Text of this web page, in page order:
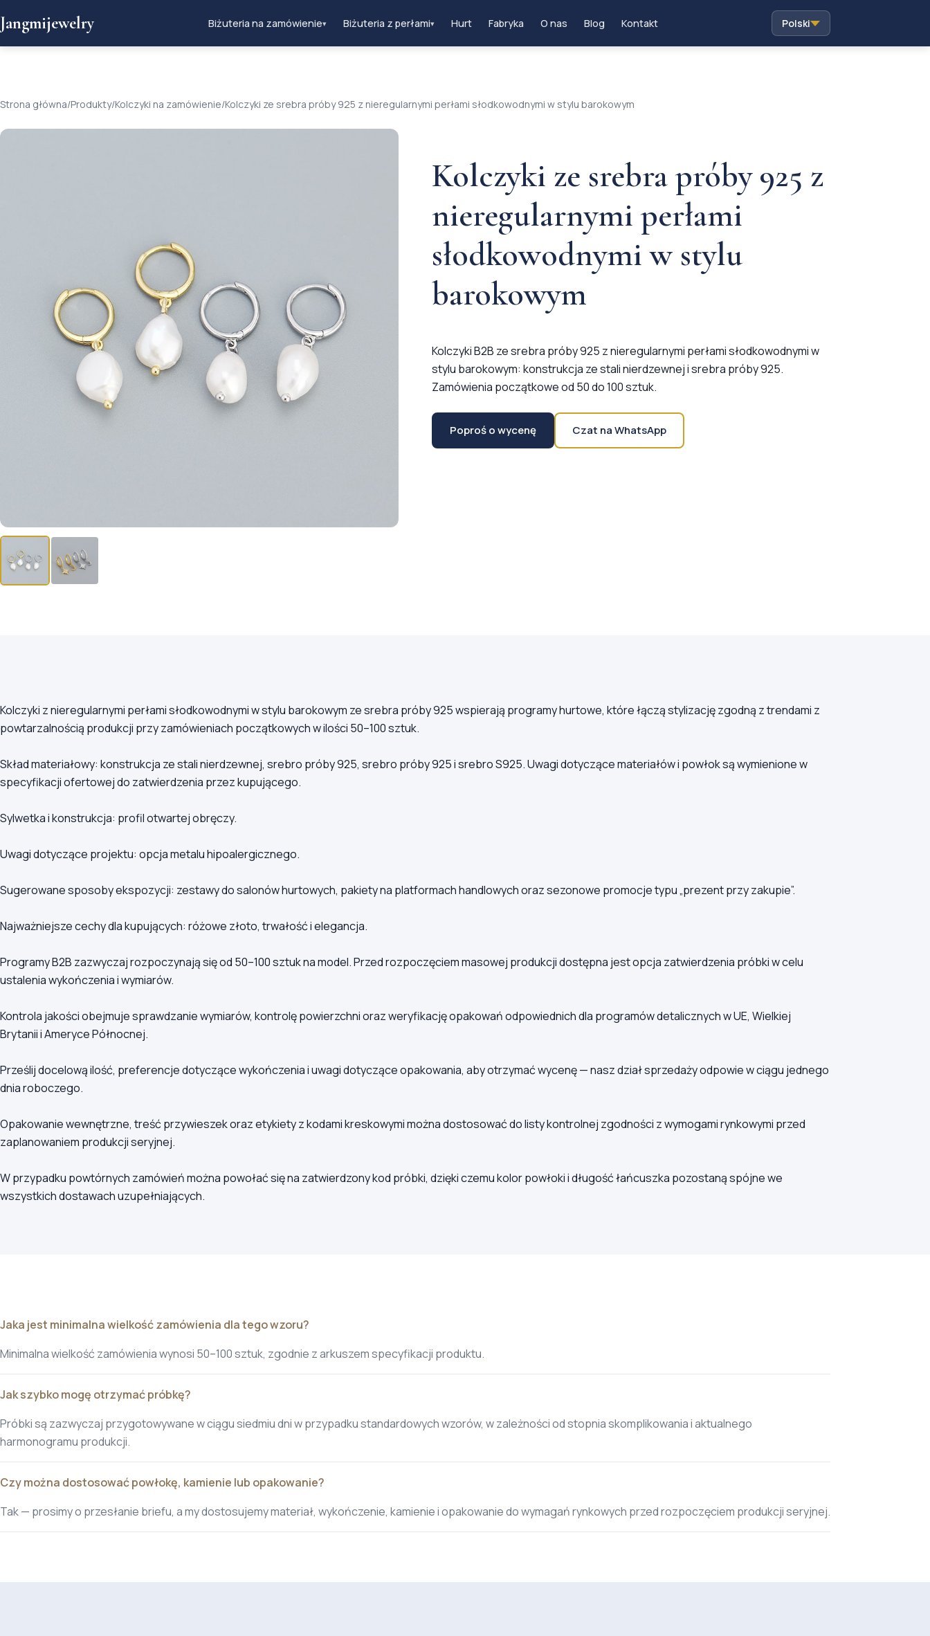
Jangmijewelry Biżuteria na zamówienie▾ Biżuteria z perłami▾ Hurt Fabryka O nas Blog Kontakt Polski
Strona główna/Produkty/Kolczyki na zamówienie/Kolczyki ze srebra próby 925 z nieregularnymi perłami słodkowodnymi w stylu barokowym
Kolczyki ze srebra próby 925 z
nieregularnymi perłami
słodkowodnymi w stylu
barokowym
Kolczyki B2B ze srebra próby 925 z nieregularnymi perłami słodkowodnymi w
stylu barokowym: konstrukcja ze stali nierdzewnej i srebra próby 925.
Zamówienia początkowe od 50 do 100 sztuk.
Poproś o wycenę Czat na WhatsApp
Kolczyki z nieregularnymi perłami słodkowodnymi w stylu barokowym ze srebra próby 925 wspierają programy hurtowe, które łączą stylizację zgodną z trendami z
powtarzalnością produkcji przy zamówieniach początkowych w ilości 50–100 sztuk.
Skład materiałowy: konstrukcja ze stali nierdzewnej, srebro próby 925, srebro próby 925 i srebro S925. Uwagi dotyczące materiałów i powłok są wymienione w
specyfikacji ofertowej do zatwierdzenia przez kupującego.
Sylwetka i konstrukcja: profil otwartej obręczy.
Uwagi dotyczące projektu: opcja metalu hipoalergicznego.
Sugerowane sposoby ekspozycji: zestawy do salonów hurtowych, pakiety na platformach handlowych oraz sezonowe promocje typu „prezent przy zakupie”.
Najważniejsze cechy dla kupujących: różowe złoto, trwałość i elegancja.
Programy B2B zazwyczaj rozpoczynają się od 50–100 sztuk na model. Przed rozpoczęciem masowej produkcji dostępna jest opcja zatwierdzenia próbki w celu
ustalenia wykończenia i wymiarów.
Kontrola jakości obejmuje sprawdzanie wymiarów, kontrolę powierzchni oraz weryfikację opakowań odpowiednich dla programów detalicznych w UE, Wielkiej
Brytanii i Ameryce Północnej.
Prześlij docelową ilość, preferencje dotyczące wykończenia i uwagi dotyczące opakowania, aby otrzymać wycenę — nasz dział sprzedaży odpowie w ciągu jednego
dnia roboczego.
Opakowanie wewnętrzne, treść przywieszek oraz etykiety z kodami kreskowymi można dostosować do listy kontrolnej zgodności z wymogami rynkowymi przed
zaplanowaniem produkcji seryjnej.
W przypadku powtórnych zamówień można powołać się na zatwierdzony kod próbki, dzięki czemu kolor powłoki i długość łańcuszka pozostaną spójne we
wszystkich dostawach uzupełniających.
Jaka jest minimalna wielkość zamówienia dla tego wzoru?
Minimalna wielkość zamówienia wynosi 50–100 sztuk, zgodnie z arkuszem specyfikacji produktu.
Jak szybko mogę otrzymać próbkę?
Próbki są zazwyczaj przygotowywane w ciągu siedmiu dni w przypadku standardowych wzorów, w zależności od stopnia skomplikowania i aktualnego
harmonogramu produkcji.
Czy można dostosować powłokę, kamienie lub opakowanie?
Tak — prosimy o przesłanie briefu, a my dostosujemy materiał, wykończenie, kamienie i opakowanie do wymagań rynkowych przed rozpoczęciem produkcji seryjnej.